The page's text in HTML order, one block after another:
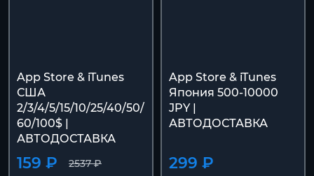
App Store & iTunes
США
2/3/4/5/15/10/25/40/50/
60/100$ |
АВТОДОСТАВКА
2537 ₽
159 ₽
App Store & iTunes
Япония 500-10000
JPY |
АВТОДОСТАВКА
299 ₽